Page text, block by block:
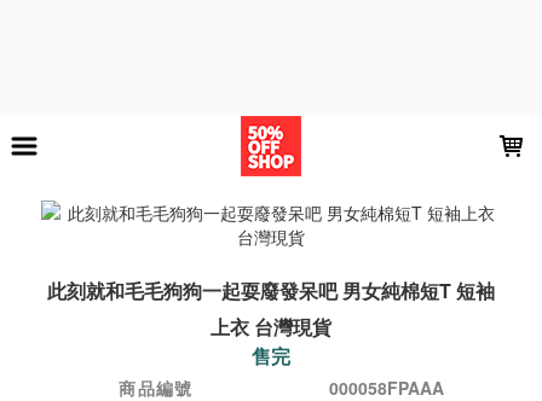
此刻就和毛毛狗狗一起耍廢發呆吧 男女純棉短T 短袖
上衣 台灣現貨
售完
商品編號
000058FPAAA